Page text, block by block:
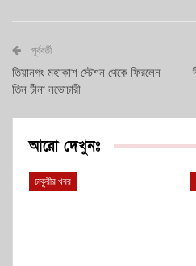
পূর্ববর্তী
তিয়ানগং মহাকাশ স্টেশন থেকে ফিরলেন
তিন চীনা নভোচারী
আরো দেখুনঃ
চাকুরীর খবর